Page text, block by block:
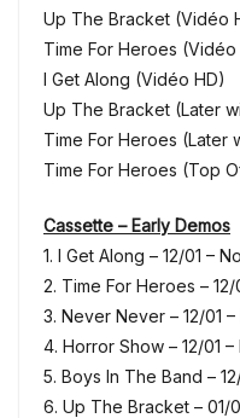
Up The Bracket (Vidéo
Time For Heroes (Vidéo
I Get Along (Vidéo HD)
Up The Bracket (Later
Time For Heroes (Later
Time For Heroes (Top
Cassette – Early Demos
1. I Get Along – 12/01 –
2. Time For Heroes – 12/
3. Never Never – 12/01
4. Horror Show – 12/01 –
5. Boys In The Band –
6. Up The Bracket – 01/